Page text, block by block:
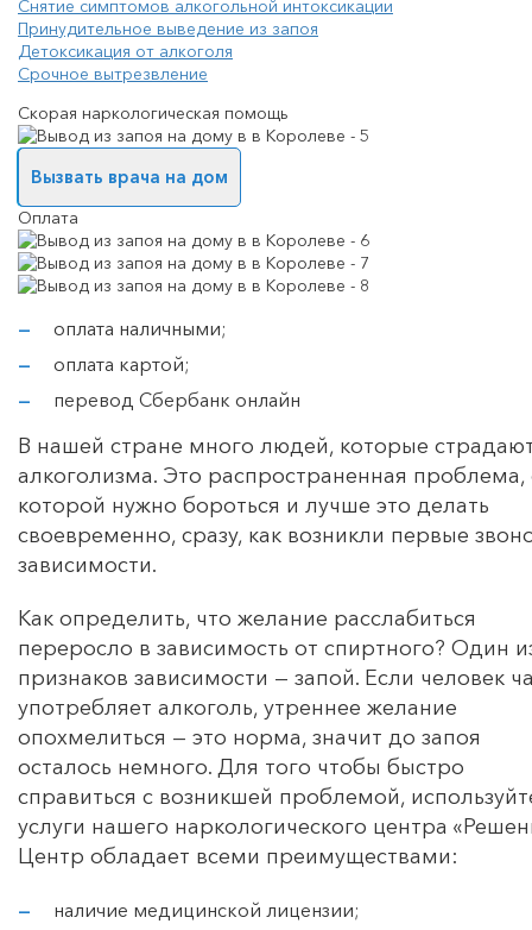
Снятие симптомов алкогольной интоксикации
Принудительное выведение из запоя
Детоксикация от алкоголя
Срочное вытрезвление
Скорая наркологическая помощь
Вызвать врача на дом
Оплата
оплата наличными;
оплата картой;
перевод Сбербанк онлайн
В нашей стране много людей, которые
алкоголизма. Это распространенная проблема,
которой нужно бороться и лучше это делать
своевременно, сразу, как возникли первые
зависимости.
Как определить, что желание расслабиться
переросло в зависимость от спиртного? Один
признаков зависимости — запой. Если человек
употребляет алкоголь, утреннее желание
опохмелиться — это норма, значит до запоя
осталось немного. Для того чтобы быстро
справиться с возникшей проблемой,
услуги нашего наркологического центра
Центр обладает всеми преимуществами:
наличие медицинской лицензии;